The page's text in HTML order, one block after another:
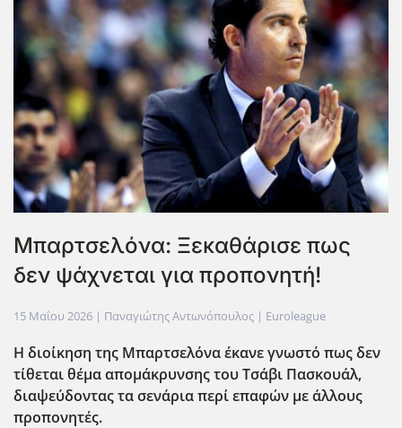
Μπαρτσελόνα: Ξεκαθάρισε πως
δεν ψάχνεται για προπονητή!
15 Μαΐου 2026 | Παναγιώτης Αντωνόπουλος | Euroleague
Η διοίκηση της Μπαρτσελόνα έκανε γνωστό πως δεν
τίθεται θέμα απομάκρυνσης του Τσάβι Πασκουάλ,
διαψεύδοντας τα σενάρια περί επαφών με άλλους
προπονητές.